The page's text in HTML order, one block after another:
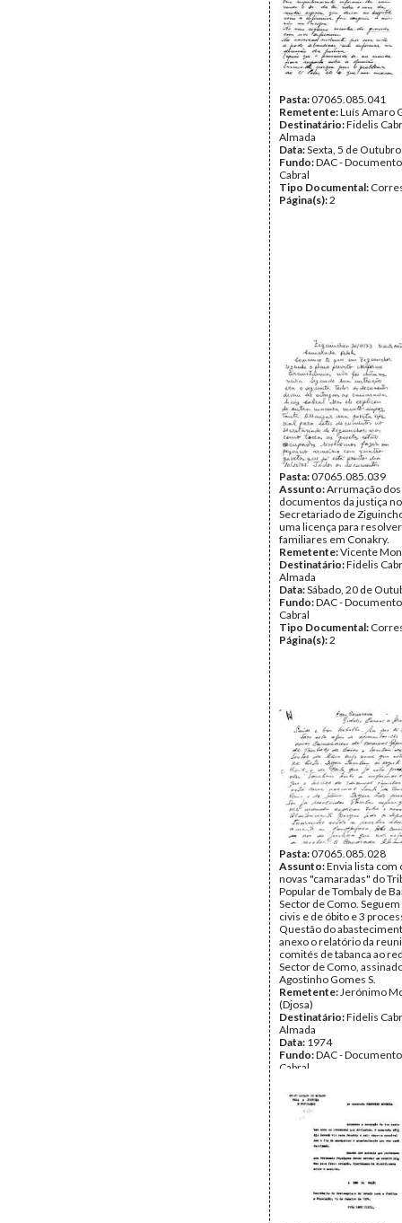
Pasta:07065.085.041
Remetente:Luís Amaro
Destinatário:Fidelis
Almada
Data:Sexta, 5 de
Fundo:DAC -
Cabral
Tipo Documental:
Página(s):2
Pasta:07065.085.039
Assunto:Arrumação dos
documentos da justiça no
Secretariado de
uma licença para
familiares em Conakry.
Remetente:Vicente
Destinatário:Fidelis
Almada
Data:Sábado, 20 de
Fundo:DAC -
Cabral
Tipo Documental:
Página(s):2
Pasta:07065.085.028
Assunto:Envia lista com
novas "camaradas" do
Popular de Tombaly de
Sector de Como.
civis e de óbito e 3
Questão do
anexo o relatório da
comités de tabanca ao
Sector de Como,
Agostinho Gomes S.
Remetente:Jerónimo
(Djosa)
Destinatário:Fidelis
Almada
Data: 1974
Fundo:DAC -
Cabral
Página(s):